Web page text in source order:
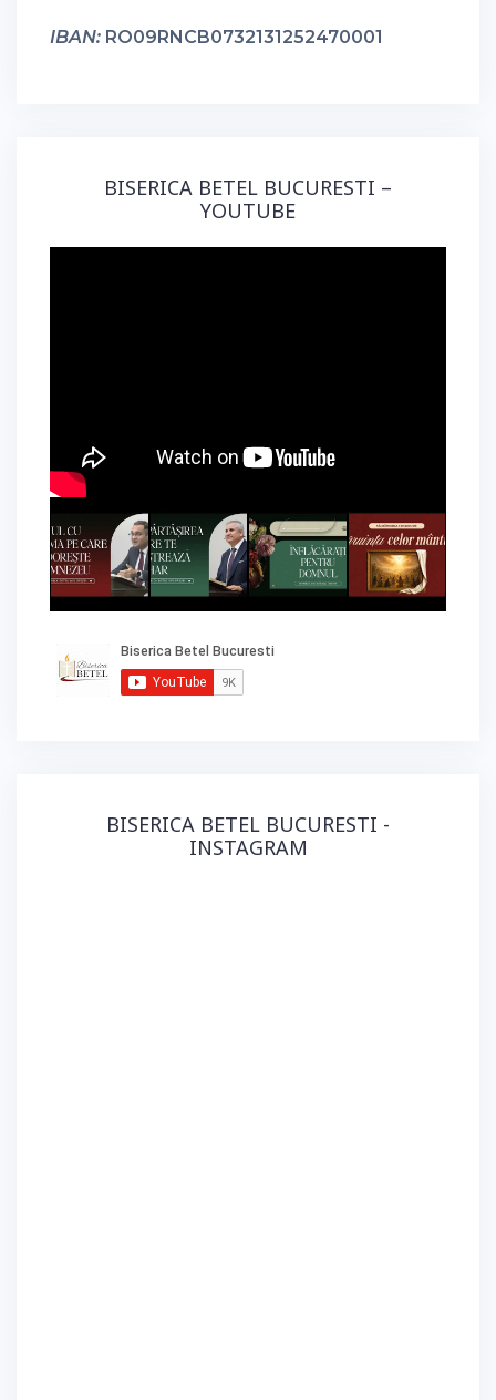
IBAN: RO09RNCB0732131252470001
BISERICA BETEL BUCURESTI –
YOUTUBE
BISERICA BETEL BUCURESTI -
INSTAGRAM